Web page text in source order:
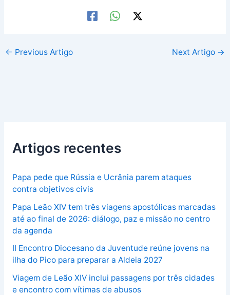
← Previous Artigo Next Artigo →
Artigos recentes
Papa pede que Rússia e Ucrânia parem ataques
contra objetivos civis
Papa Leão XIV tem três viagens apostólicas marcadas
até ao final de 2026: diálogo, paz e missão no centro
da agenda
II Encontro Diocesano da Juventude reúne jovens na
ilha do Pico para preparar a Aldeia 2027
Viagem de Leão XIV inclui passagens por três cidades
e encontro com vítimas de abusos